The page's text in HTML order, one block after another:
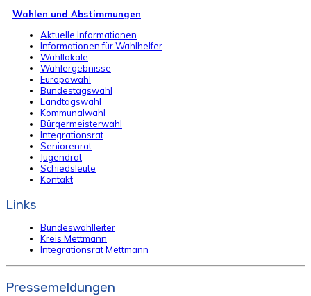
Wahlen und Abstimmungen
Aktuelle Informationen
Informationen für Wahlhelfer
Wahllokale
Wahlergebnisse
Europawahl
Bundestagswahl
Landtagswahl
Kommunalwahl
Bürgermeisterwahl
Integrationsrat
Seniorenrat
Jugendrat
Schiedsleute
Kontakt
Links
Bundeswahlleiter
Kreis Mettmann
Integrationsrat Mettmann
Pressemeldungen